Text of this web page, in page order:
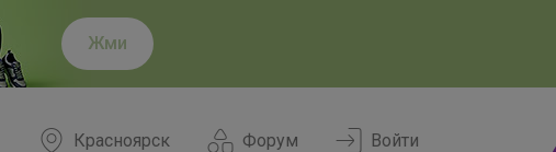
Жми
Форум
Красноярск Войти